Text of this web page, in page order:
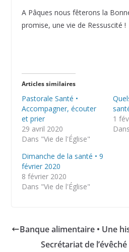
A Pâques nous fêterons la
promise, une vie de Ressuscité !
Articles similaires
Pastorale Santé •
Accompagner, écouter
et prier
29 avril 2020
Dans "Vie de l'Église"
1
Dimanche de la santé • 9
février 2020
8 février 2020
Dans "Vie de l'Église"
Banque alimentaire • Une
Secrétariat de